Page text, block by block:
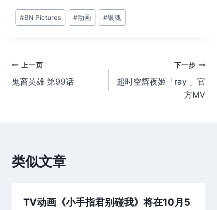
文
章
#BN Pictures #动画 #银魂
文
章
上一页
鬼畜英雄 第99话
下一步
超时空辉夜姬「ray 」官
方MV
类似文章
TV动画《小手指君别碰我》将在10月5